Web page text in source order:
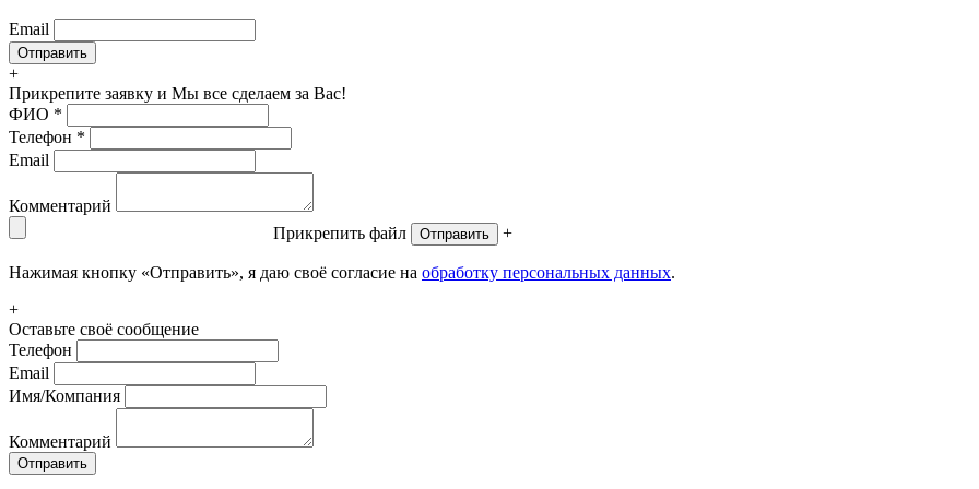
Email
+
Прикрепите заявку и Мы все сделаем за Вас!
ФИО *
Телефон *
Email
Комментарий
Прикрепить файл
Отправить +
Нажимая кнопку «Отправить», я даю своё согласие на обработку персональных данных.
+
Оставьте своё сообщение
Телефон
Email
Имя/Компания
Комментарий
Отправить